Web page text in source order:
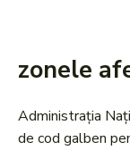
zonele
Administrația
de cod galben